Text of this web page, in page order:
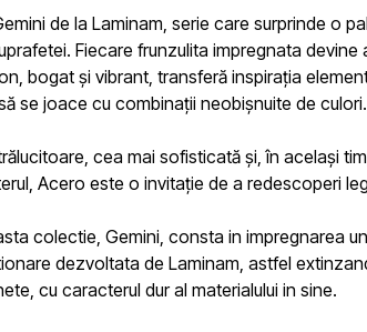
de la Laminam, serie care surprinde o
Fiecare frunzulita impregnata
bogat și vibrant, transferă inspirația
se joace cu combinații neobișnuite de culori.
cea mai sofisticată și, în același
Acero este o invitație de a redescoperi
colectie, Gemini , consta in impregnarea
dezvoltata de Laminam, astfel
cu caracterul dur al materialului in sine.